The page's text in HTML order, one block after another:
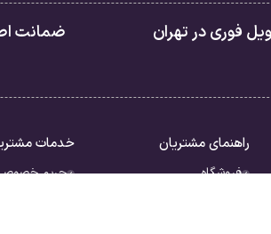
فوری در تهران ضمانت
راهنمای مشتریان
فروشگاه
خدمات
حریم